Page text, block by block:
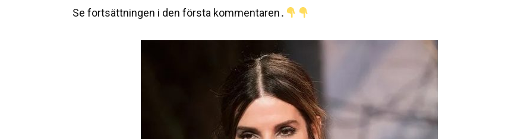
Se fortsättningen i den första kommentaren․